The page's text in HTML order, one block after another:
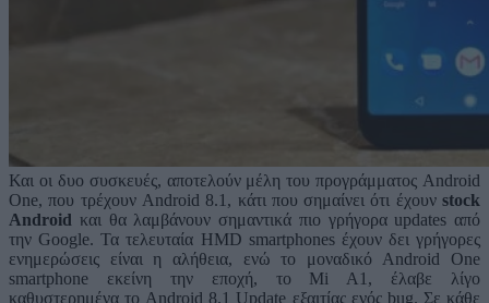
Και οι δυο συσκευές, αποτελούν μέλη του προγράμματος Android
One, που τρέχουν Android 8.1, κάτι που σημαίνει ότι έχουνstock
Android και θα λαμβάνουν σημαντικά πιο γρήγορα updates από
την Google. Τα τελευταία HMD smartphones έχουν δει γρήγορες
ενημερώσεις είναι η αλήθεια, ενώ το μοναδικό Android One
smartphone εκείνη την εποχή, το Mi A1, έλαβε λίγο
καθυστερημένα το Android 8.1 Update εξαιτίας ενός bug. Σε κάθε